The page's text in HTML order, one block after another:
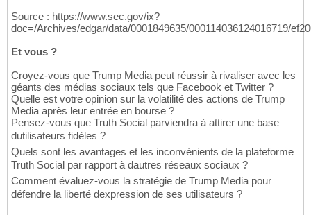
Source : https://www.sec.gov/ix?
doc=/Archives/edgar/data/0001849635/000114036124016719/
Et vous ?
Croyez-vous que Trump Media peut réussir à rivaliser avec les
géants des médias sociaux tels que Facebook et Twitter ?
Quelle est votre opinion sur la volatilité des actions de Trump
Media après leur entrée en bourse ?
Pensez-vous que Truth Social parviendra à attirer une base
dutilisateurs fidèles ?
Quels sont les avantages et les inconvénients de la plateforme
Truth Social par rapport à dautres réseaux sociaux ?
Comment évaluez-vous la stratégie de Trump Media pour
défendre la liberté dexpression de ses utilisateurs ?